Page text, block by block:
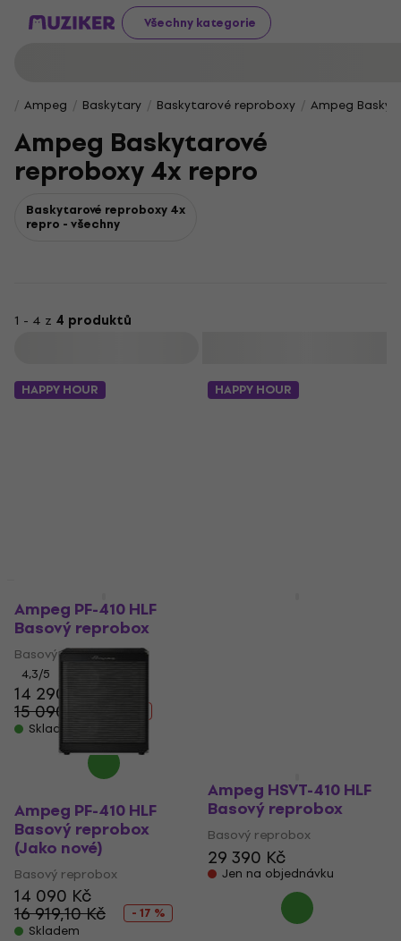
Všechny kategorie
Ampeg Baskytary Baskytarové reproboxy Ampeg
Ampeg Baskytarové
reproboxy 4x repro
Baskytarové reproboxy 4x
repro - všechny
1 - 4 z 4 produktů
HAPPY HOUR
Ampeg PF-410 HLF
Basový reprobox
Basový reprobox
4,3/5
14 290 Kč
15 090 Kč
Skladem
HAPPY HOUR
Ampeg PF-410 HLF
Basový reprobox
(Jako nové)
Basový reprobox
14 090 Kč
16 919,10 Kč
- 17 %
Skladem
Ampeg HSVT-410 HLF
Basový reprobox
Basový reprobox
29 390 Kč
Jen na objednávku